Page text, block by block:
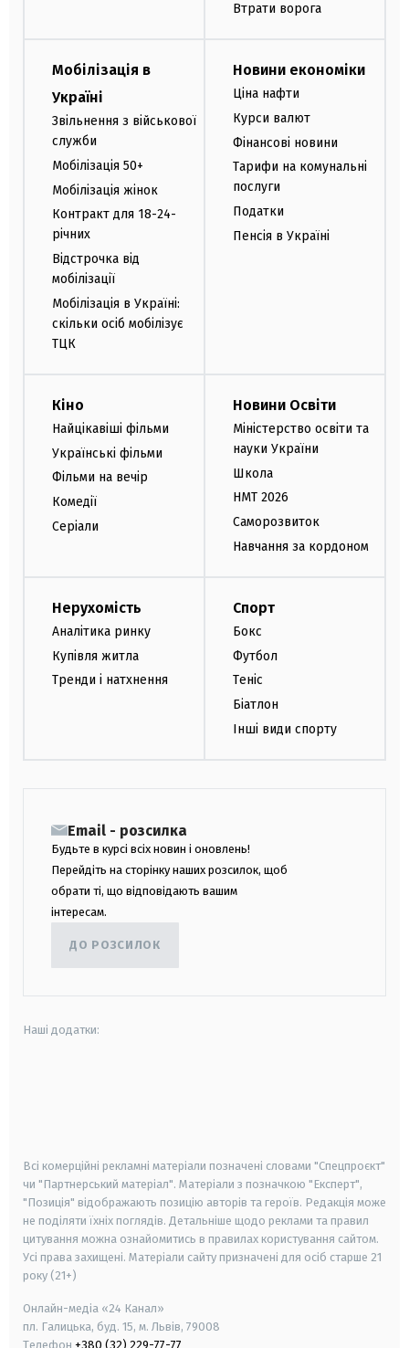
Втрати ворога
Мобілізація в
Україні
Звільнення з військової
служби
Мобілізація 50+
Мобілізація жінок
Контракт для 18-24-
річних
Відстрочка від
мобілізації
Мобілізація в Україні:
скільки осіб мобілізує
ТЦК
Новини економіки
Ціна нафти
Курси валют
Фінансові новини
Тарифи на комунальні
послуги
Податки
Пенсія в Україні
Кіно
Найцікавіші фільми
Українські фільми
Фільми на вечір
Комедії
Серіали
Новини Освіти
Міністерство освіти та
науки України
Школа
НМТ 2026
Саморозвиток
Навчання за кордоном
Нерухомість
Аналітика ринку
Купівля житла
Тренди і натхнення
Спорт
Бокс
Футбол
Теніс
Біатлон
Інші види спорту
Email - розсилка
Будьте в курсі всіх новин і оновлень!
Перейдіть на сторінку наших розсилок, щоб
обрати ті, що відповідають вашим
інтересам.
ДО РОЗСИЛОК
Наші додатки:
Всі комерційні рекламні матеріали позначені словами "Спецпроєкт"
чи "Партнерський матеріал". Матеріали з позначкою "Експерт",
"Позиція" відображають позицію авторів та героїв. Редакція може
не поділяти їхніх поглядів. Детальніше щодо реклами та правил
цитування можна ознайомитись в правилах користування сайтом.
Усі права захищені. Матеріали сайту призначені для осіб старше 21
року (21+)
Онлайн-медіа «24 Канал»
пл. Галицька, буд. 15, м. Львів, 79008
Телефон +380 (32) 229-77-77